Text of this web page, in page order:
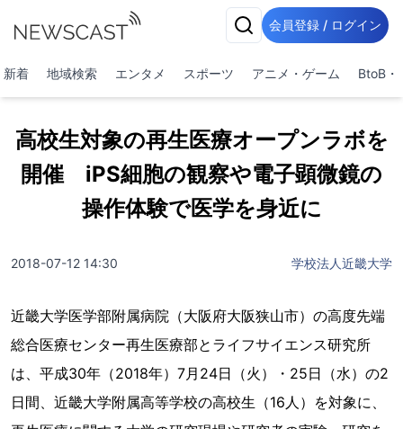
会員登録 / ログイン
新着 地域検索 エンタメ スポーツ アニメ・ゲーム BtoB・
高校生対象の再生医療オープンラボを
開催 iPS細胞の観察や電子顕微鏡の
操作体験で医学を身近に
2018-07-12 14:30 学校法人近畿大学
近畿大学医学部附属病院（大阪府大阪狭山市）の高度先端
総合医療センター再生医療部とライフサイエンス研究所
は、平成30年（2018年）7月24日（火）・25日（水）の2
日間、近畿大学附属高等学校の高校生（16人）を対象に、